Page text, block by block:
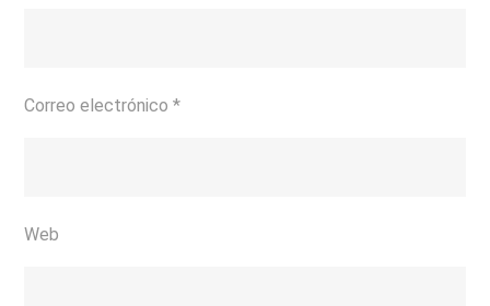
Correo electrónico*
Web